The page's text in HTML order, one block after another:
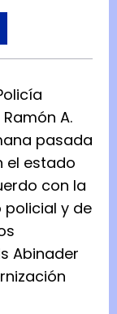
A.
pasada
el estado
con la
policial y de
Abinader